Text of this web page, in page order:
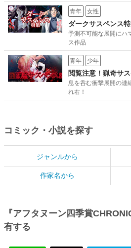
青年 女性
ダークサスペンス
予測不可能な展開にハ
ス作品
青年 少年
閲覧注意！猟奇サ
息を呑む衝撃展開の
れ右！
コミック・小説を探す
ジャンルから
作家名から
『アフタヌーン四季賞
有する